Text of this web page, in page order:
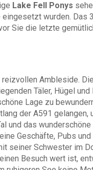
Lake Fell Ponys
wurden. Das
Sie die letzte
Ambleside.
Täler, Hügel
Lage zu
der A591 gelangen,
und das
Geschäfte, Pubs
seiner Schwester im
Besuch wert ist,